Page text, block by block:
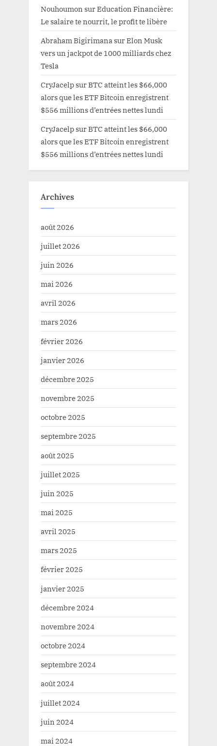
Nouhoumon surEducation Financière:
Le salaire te nourrit, le profit te libère
Abraham Bigirimana surElon Musk
vers un jackpot de 1000 milliards chez
Tesla
CryJacelp surBTC atteint les $66,000
alors que les ETF Bitcoin enregistrent
$556 millions d’entrées nettes lundi
CryJacelp surBTC atteint les $66,000
alors que les ETF Bitcoin enregistrent
$556 millions d’entrées nettes lundi
Archives
août 2026
juillet 2026
juin 2026
mai 2026
avril 2026
mars 2026
février 2026
janvier 2026
décembre 2025
novembre 2025
octobre 2025
septembre 2025
août 2025
juillet 2025
juin 2025
mai 2025
avril 2025
mars 2025
février 2025
janvier 2025
décembre 2024
novembre 2024
octobre 2024
septembre 2024
août 2024
juillet 2024
juin 2024
mai 2024